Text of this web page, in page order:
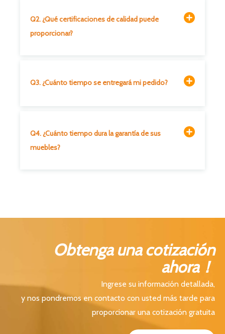
Q2. ¿Qué certificaciones de calidad puede
proporcionar?
Q3. ¿Cuánto tiempo se entregará mi pedido?
Q4. ¿Cuánto tiempo dura la garantía de sus
muebles?
Obtenga una cotización
ahora！
Ingrese su información detallada,
y nos pondremos en contacto con usted más tarde para
proporcionar una cotización gratuita